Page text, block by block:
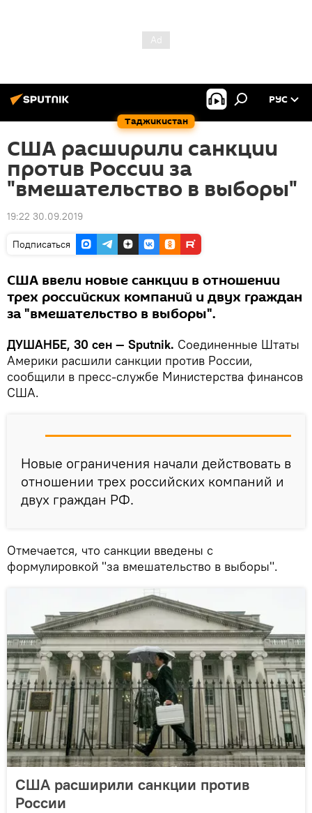
Таджикистан
РУС
США расширили санкции
против России за
"вмешательство в выборы"
19:22 30.09.2019
Подписаться
США ввели новые санкции в отношении
трех российских компаний и двух граждан
за "вмешательство в выборы".
ДУШАНБЕ, 30 сен — Sputnik. Соединенные Штаты
Америки расшили санкции против России,
сообщили в пресс-службе Министерства финансов
США.
Новые ограничения начали действовать в
отношении трех российских компаний и
двух граждан РФ.
Отмечается, что санкции введены с
формулировкой "за вмешательство в выборы".
США расширили санкции против
России